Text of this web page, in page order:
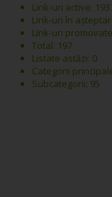
Link-uri active: 193
Link-uri în
Link-uri
Total: 197
Listate astăzi: 0
Categorii
Subcategorii: 95